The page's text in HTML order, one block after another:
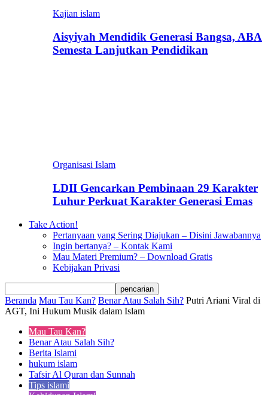
Kajian islam
Aisyiyah Mendidik Generasi Bangsa, ABA
Semesta Lanjutkan Pendidikan
Organisasi Islam
LDII Gencarkan Pembinaan 29 Karakter
Luhur Perkuat Karakter Generasi Emas
Take Action!
Pertanyaan yang Sering Diajukan – Disini Jawabannya
Ingin bertanya? – Kontak Kami
Mau Materi Premium? – Download Gratis
Kebijakan Privasi
Beranda Mau Tau Kan? Benar Atau Salah Sih? Putri Ariani Viral di
AGT, Ini Hukum Musik dalam Islam
Mau Tau Kan?
Benar Atau Salah Sih?
Berita Islami
hukum islam
Tafsir Al Quran dan Sunnah
Tips islami